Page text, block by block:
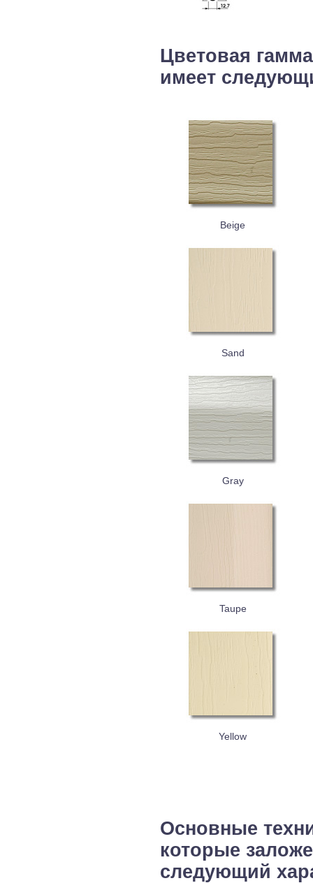
Цветовая
имеет
Beige
Sand
Gray
Taupe
Yellow
Основные
которые
следующий